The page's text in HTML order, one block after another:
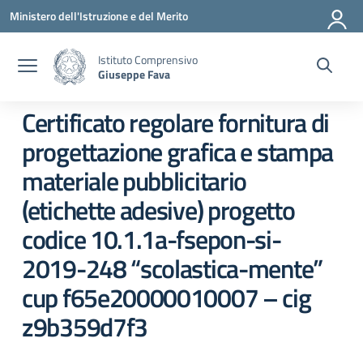
Vai ai contenuti
Vai al menu di navigazione
Vai al footer
Ministero dell'Istruzione e del Merito
Istituto Comprensivo
Giuseppe Fava
Certificato regolare fornitura di
progettazione grafica e stampa
materiale pubblicitario
(etichette adesive) progetto
codice 10.1.1a-fsepon-si-
2019-248 “scolastica-mente”
cup f65e20000010007 – cig
z9b359d7f3